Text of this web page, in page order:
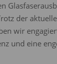
der
wir
und eine